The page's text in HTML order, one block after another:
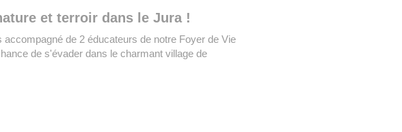
et terroir dans le Jura !
accompagné de 2 éducateurs de notre Foyer de Vie
de s'évader dans le charmant village de